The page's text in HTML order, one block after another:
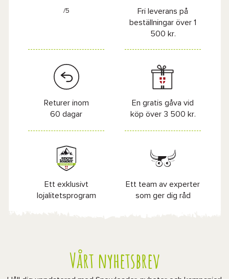
/5
Fri leverans på
beställningar över 1
500 kr.
Returer inom
60 dagar
En gratis gåva vid
köp över 3 500 kr.
Ett exklusivt
lojalitetsprogram
Ett team av experter
som ger dig råd
Vårt nyhetsbrev